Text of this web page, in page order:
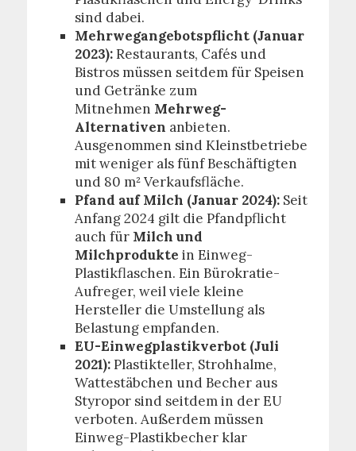
sind dabei.
Mehrwegangebotspflicht (Januar
2023):Restaurants, Cafés und
Bistros müssen seitdem für Speisen
und Getränke zum
Mitnehmen Mehrweg-
Alternativen anbieten.
Ausgenommen sind Kleinstbetriebe
mit weniger als fünf Beschäftigten
und 80 m² Verkaufsfläche.
Pfand auf Milch (Januar 2024):Seit
Anfang 2024 gilt die Pfandpflicht
auch für Milch und
Milchprodukte in Einweg-
Plastikflaschen. Ein Bürokratie-
Aufreger, weil viele kleine
Hersteller die Umstellung als
Belastung empfanden.
EU-Einwegplastikverbot (Juli
2021):Plastikteller, Strohhalme,
Wattestäbchen und Becher aus
Styropor sind seitdem in der EU
verboten. Außerdem müssen
Einweg-Plastikbecher klar